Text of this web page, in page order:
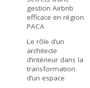
gestion Airbnb
efficace en région
PACA
Le rôle d’un
architecte
d’intérieur dans la
transformation
d’un espace